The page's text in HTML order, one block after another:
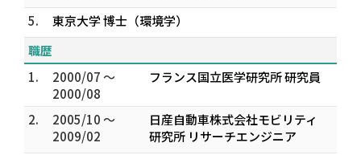
5.
東京大学 博士（環境学）
職歴
1.
2000/07 ～
2000/08
フランス国立医学研究所 研究員
2.
2005/10 ～
2009/02
日産自動車株式会社モビリティ
研究所 リサーチエンジニア